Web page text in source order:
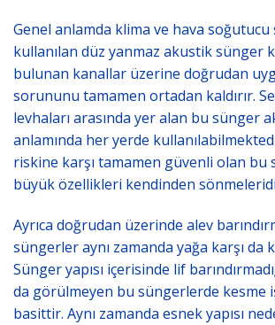
Genel anlamda klima ve hava
kullanılan düz yanmaz akustik sünger
bulunan kanallar üzerine doğrudan
sorununu tamamen ortadan kaldırır.
levhaları arasında yer alan bu sünger
anlamında her yerde
riskine karşı tamamen güvenli olan bu
büyük özellikleri kendinden
Ayrıca doğrudan üzerinde alev
süngerler aynı zamanda yağa karşı da
Sünger yapısı içerisinde lif
da görülmeyen bu süngerlerde kesme
basittir. Aynı zamanda esnek yapısı